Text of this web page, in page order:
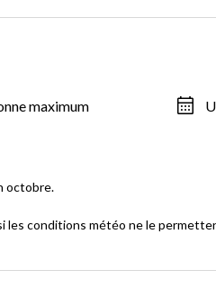
maximum
octobre.
les conditions météo ne le